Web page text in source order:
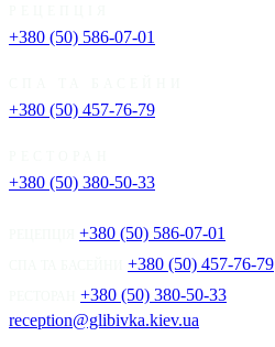
+380 (50) 586-07-01
+380 (50) 457-76-79
+380 (50) 380-50-33
+380 (50) 586-07-01
+380 (50) 457-76-79
+380 (50) 380-50-33
reception@glibivka.kiev.ua